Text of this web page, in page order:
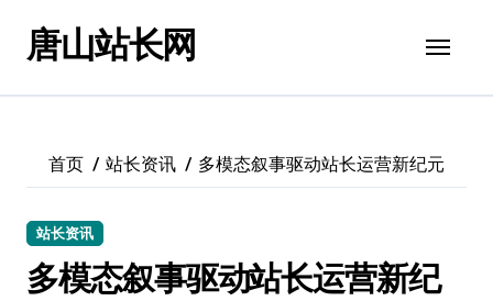
唐山站长网
首页 站长资讯 多模态叙事驱动站长运营新纪元
站长资讯
多模态叙事驱动站长运营新纪